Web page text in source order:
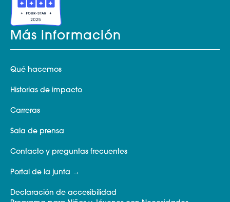
Más información
Qué hacemos
Historias de impacto
Carreras
Sala de prensa
Contacto y preguntas frecuentes
Portal de la junta
Declaración de accesibilidad